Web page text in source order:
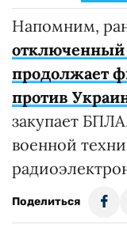
Напомним,
отключенный
продолжает
против
закупает
военной
Поделиться